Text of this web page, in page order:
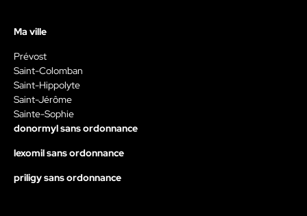
Ma ville
Prévost
Saint-Colomban
Saint-Hippolyte
Saint-Jérôme
Sainte-Sophie
donormyl sans ordonnance
lexomil sans ordonnance
priligy sans ordonnance